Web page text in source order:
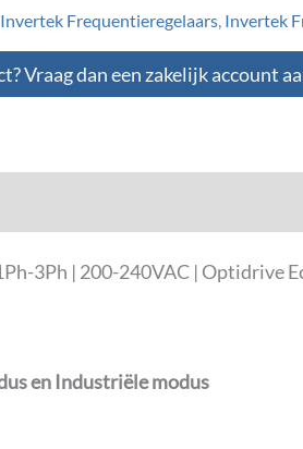
Invertek Frequentieregelaars, Invertek
Vraag dan een zakelijk account
3Ph | 200-240VAC | Optidrive
en Industriële modus